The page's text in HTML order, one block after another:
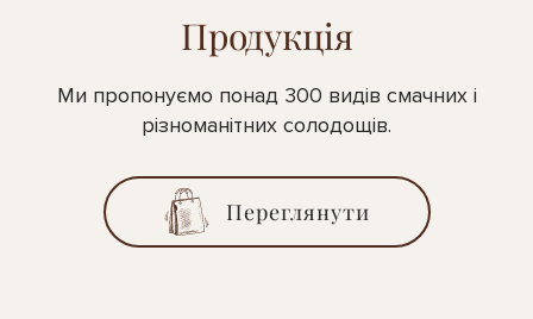
Продукція
Ми пропонуємо понад 300 видів смачних і
різноманітних солодощів.
Переглянути